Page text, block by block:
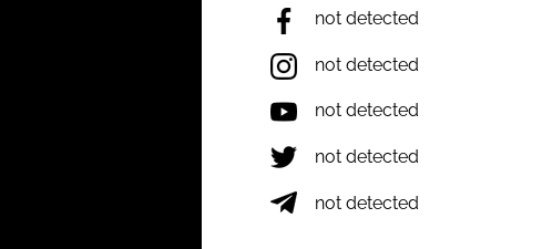
not detected
not detected
not detected
not detected
not detected